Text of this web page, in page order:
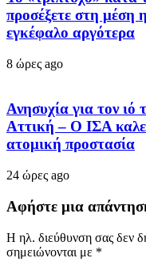
προσέξετε στη μέση
εγκέφαλο αργότερα
8 ώρες ago
Ανησυχία για τον ιό
Αττική – Ο ΙΣΑ
ατομική προστασία
24 ώρες ago
Αφήστε μια
Η ηλ. διεύθυνση σας δεν
σημειώνονται με *